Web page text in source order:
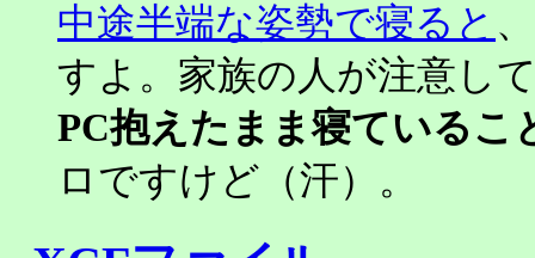
中途半端な姿勢で寝ると
すよ。家族の人が注意し
PC抱えたまま寝ているこ
ロですけど（汗）。